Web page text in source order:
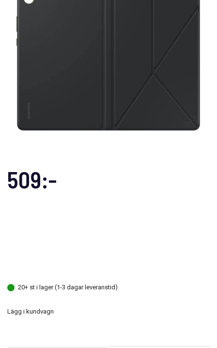
509:-
20+ st i lager (1-3 dagar leveranstid)
Lägg i kundvagn